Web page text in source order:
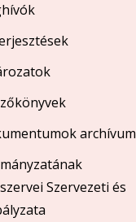
archívum
Szervezeti és